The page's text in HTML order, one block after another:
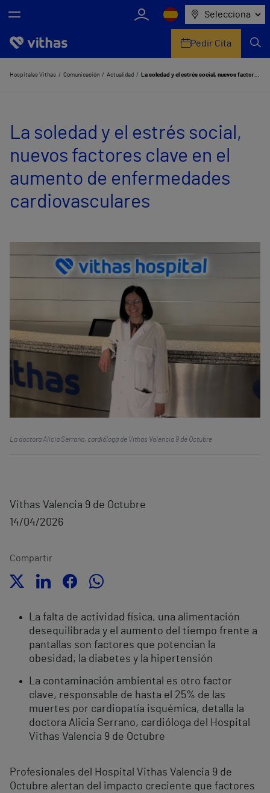
Selecciona
Nosotros
Servicios de salud
Equipo médico y asistencial
Pedir Cita
Hospitales Vithas Comunicación Actualidad La soledad y el estrés social, nuevos factores clave en el aumento de enfermedades cardiovasculares
La soledad y el estrés social,
nuevos factores clave en el
aumento de enfermedades
cardiovasculares
La doctora Alicia Serrano, cardióloga de Vithas Valencia 9 de Octubre
Vithas Valencia 9 de Octubre
14/04/2026
Compartir
La falta de actividad física, una alimentación
desequilibrada y el aumento del tiempo frente a
pantallas son factores que potencian la
obesidad, la diabetes y la hipertensión
La contaminación ambiental es otro factor
clave, responsable de hasta el 25% de las
muertes por cardiopatía isquémica, detalla la
doctora Alicia Serrano, cardióloga del Hospital
Vithas Valencia 9 de Octubre
Profesionales del Hospital Vithas Valencia 9 de
Octubre alertan del impacto creciente que factores